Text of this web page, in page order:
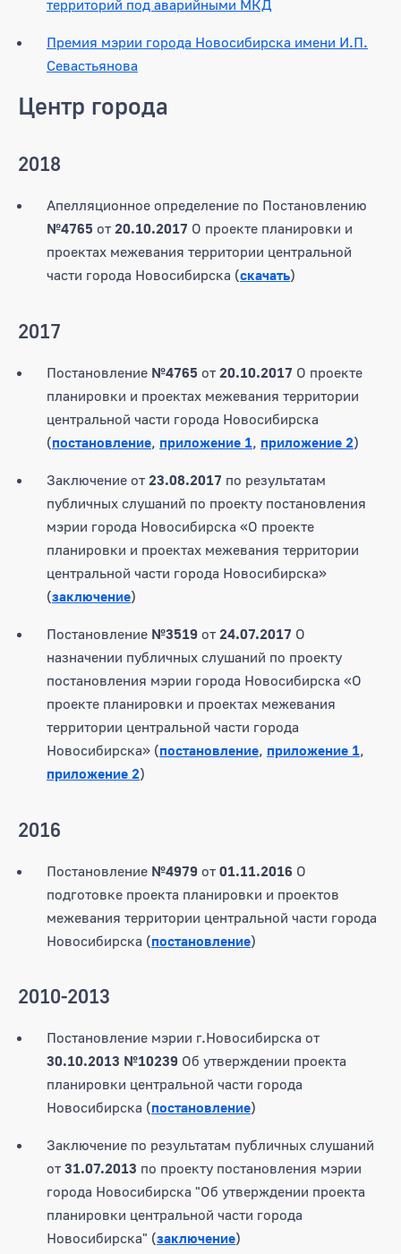
территорий под аварийными МКД
Премия мэрии города Новосибирска имени И.П.
Севастьянова
Центр города
2018
Апелляционное определение по Постановлению
№4765 от 20.10.2017 О проекте планировки и
проектах межевания территории центральной
части города Новосибирска (скачать)
2017
Постановление №4765 от 20.10.2017 О проекте
планировки и проектах межевания территории
центральной части города Новосибирска
(постановление, приложение 1, приложение 2)
Заключение от 23.08.2017 по результатам
публичных слушаний по проекту постановления
мэрии города Новосибирска «О проекте
планировки и проектах межевания территории
центральной части города Новосибирска»
(заключение)
Постановление №3519 от 24.07.2017 О
назначении публичных слушаний по проекту
постановления мэрии города Новосибирска «О
проекте планировки и проектах межевания
территории центральной части города
Новосибирска» (постановление, приложение 1,
приложение 2)
2016
Постановление №4979 от 01.11.2016 О
подготовке проекта планировки и проектов
межевания территории центральной части города
Новосибирска (постановление)
2010-2013
Постановление мэрии г.Новосибирска от
30.10.2013 №10239 Об утверждении проекта
планировки центральной части города
Новосибирска (постановление)
Заключение по результатам публичных слушаний
от 31.07.2013 по проекту постановления мэрии
города Новосибирска "Об утверждении проекта
планировки центральной части города
Новосибирска" (заключение)